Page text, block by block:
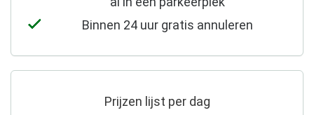
Binnen 24 uur gratis annuleren
Prijzen lijst per dag